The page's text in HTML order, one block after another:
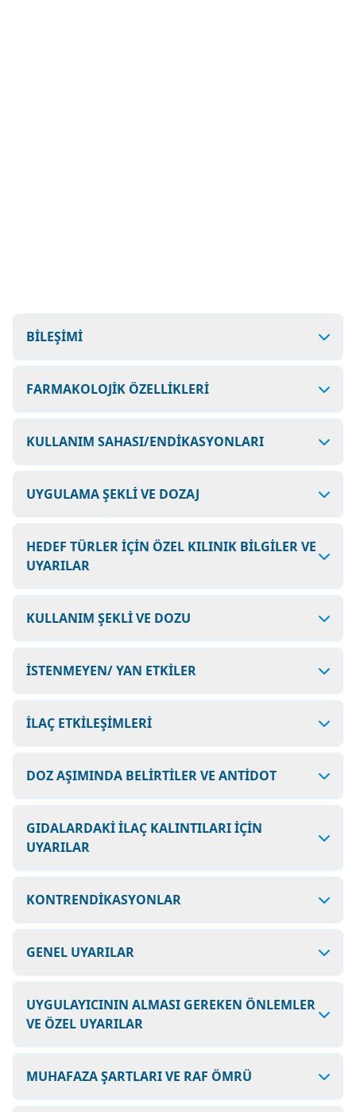
BİLEŞİMİ
FARMAKOLOJİK ÖZELLİKLERİ
KULLANIM SAHASI/ENDİKASYONLARI
UYGULAMA ŞEKLİ VE DOZAJ
HEDEF TÜRLER İÇİN ÖZEL KILINIK BİLGİLER VE
UYARILAR
KULLANIM ŞEKLİ VE DOZU
İSTENMEYEN/ YAN ETKİLER
İLAÇ ETKİLEŞİMLERİ
DOZ AŞIMINDA BELİRTİLER VE ANTİDOT
GIDALARDAKİ İLAÇ KALINTILARI İÇİN
UYARILAR
KONTRENDİKASYONLAR
GENEL UYARILAR
UYGULAYICININ ALMASI GEREKEN ÖNLEMLER
VE ÖZEL UYARILAR
MUHAFAZA ŞARTLARI VE RAF ÖMRÜ